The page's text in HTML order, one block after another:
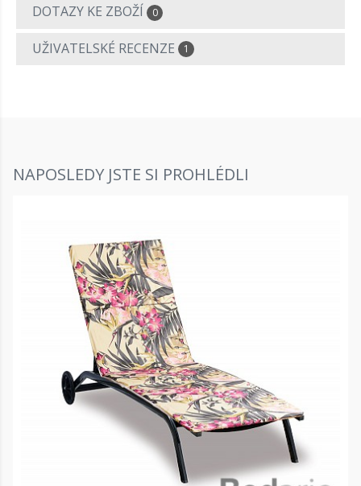
DOTAZY KE ZBOŽÍ
0
UŽIVATELSKÉ RECENZE 1
NAPOSLEDY JSTE SI PROHLÉDLI